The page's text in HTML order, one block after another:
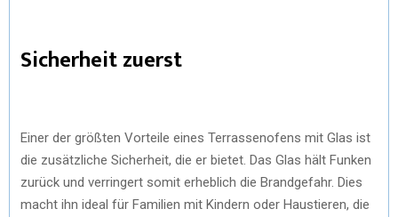
Sicherheit zuerst
Einer der größten Vorteile eines Terrassenofens mit Glas ist
die zusätzliche Sicherheit, die er bietet. Das Glas hält Funken
zurück und verringert somit erheblich die Brandgefahr. Dies
macht ihn ideal für Familien mit Kindern oder Haustieren, die